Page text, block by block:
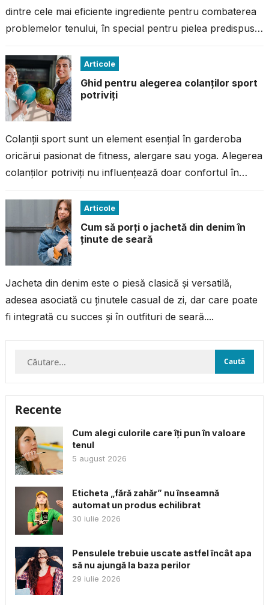
dintre cele mai eficiente ingrediente pentru combaterea
problemelor tenului, în special pentru pielea predispusă
Articole
Ghid pentru alegerea colanților sport
potriviți
Colanții sport sunt un element esențial în garderoba
oricărui pasionat de fitness, alergare sau yoga. Alegerea
colanților potriviți nu influențează doar confortul în
Articole
Cum să porți o jachetă din denim în
ținute de seară
Jacheta din denim este o piesă clasică și versatilă,
adesea asociată cu ținutele casual de zi, dar care poate
fi integrată cu succes și în outfituri de seară....
Caută
Recente
Cum alegi culorile care îți pun în valoare
tenul
5 august 2026
Eticheta „fără zahăr” nu înseamnă
automat un produs echilibrat
30 iulie 2026
Pensulele trebuie uscate astfel încât apa
să nu ajungă la baza perilor
29 iulie 2026